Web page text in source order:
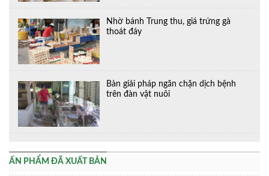
Nhờ bánh Trung thu, giá trứng gà
thoát đáy
Bàn giải pháp ngăn chặn dịch bệnh
trên đàn vật nuôi
ẤN PHẨM ĐÃ XUẤT BẢN